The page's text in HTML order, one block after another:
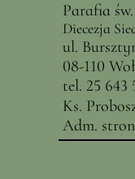
Parafia
Diecezja
ul.
08-110
tel. 25 643
Ks.
Adm.